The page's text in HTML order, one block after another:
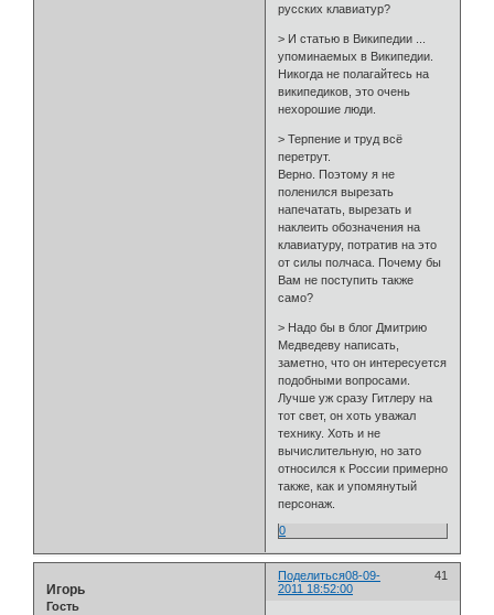
русских клавиатур?
> И статью в Википедии ...
упоминаемых в Википедии.
Никогда не полагайтесь на
википедиков, это очень
нехорошие люди.
> Терпение и труд всё
перетрут.
Верно. Поэтому я не
поленился вырезать
напечатать, вырезать и
наклеить обозначения на
клавиатуру, потратив на это
от силы полчаса. Почему бы
Вам не поступить также
само?
> Надо бы в блог Дмитрию
Медведеву написать,
заметно, что он интересуется
подобными вопросами.
Лучше уж сразу Гитлеру на
тот свет, он хоть уважал
технику. Хоть и не
вычислительную, но зато
относился к России примерно
также, как и упомянутый
персонаж.
0
Поделиться 41
08-09-
2011 18:52:00
Игорь
Гость